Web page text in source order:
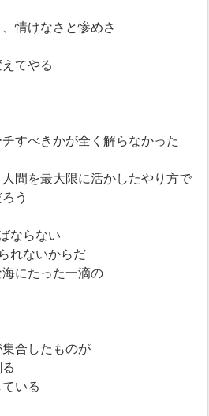
情けなさと惨めさ
てやる
すべきかが全く解らなかった
間を最大限に活かしたやり方で
う
ならない
れないからだ
にたった一滴の
合したものが
いる